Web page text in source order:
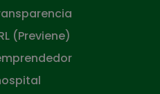
(Previene)